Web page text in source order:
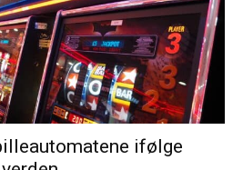
ifølge